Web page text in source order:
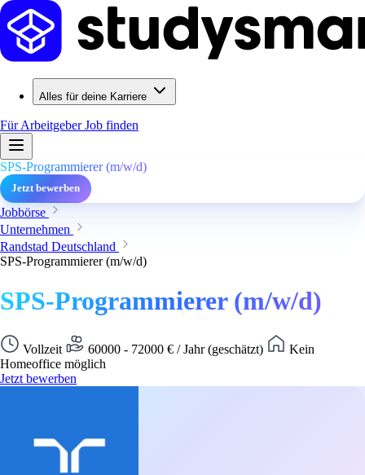
Alles für deine Karriere
Für ArbeitgeberJob finden
SPS-Programmierer (m/w/d)
Jetzt bewerben
Jobbörse
Unternehmen
Randstad Deutschland
SPS-Programmierer (m/w/d)
SPS-Programmierer (m/w/d)
Vollzeit 60000 - 72000 € / Jahr (geschätzt)
Kein
Homeoffice möglich
Jetzt bewerben